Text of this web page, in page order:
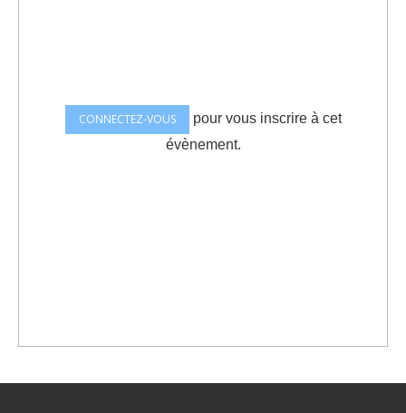
CONNECTEZ-VOUS
pour vous inscrire à cet
évènement.